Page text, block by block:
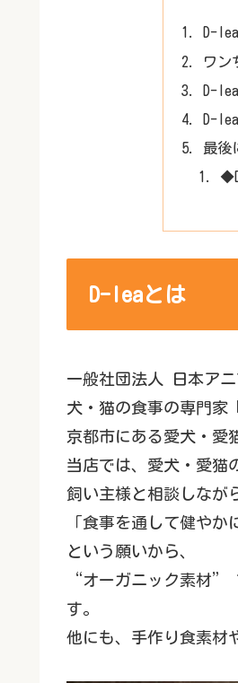
D-
ワン
D-
D-
最後
D-leaとは
一般社団法人 日本ア
犬・猫の食事の専門家
京都市にある愛犬・愛
当店では、愛犬・愛猫
飼い主様と相談しなが
「食事を通して健やか
という願いから、
“オーガニック素材”
す。
他にも、手作り食素材